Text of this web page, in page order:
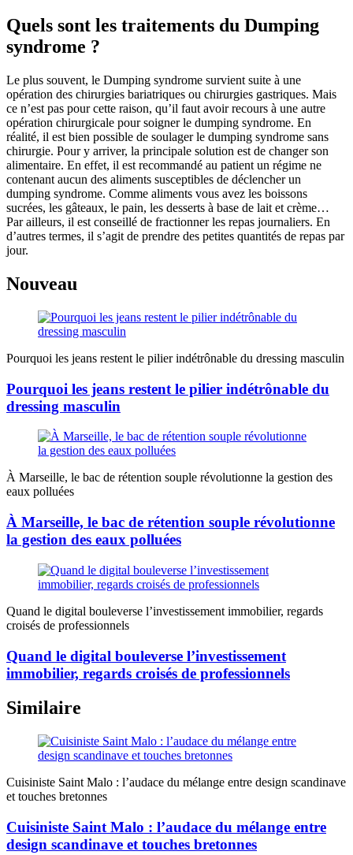
Quels sont les traitements du Dumping
syndrome ?
Le plus souvent, le Dumping syndrome survient suite à une
opération des chirurgies bariatriques ou chirurgies gastriques. Mais
ce n’est pas pour cette raison, qu’il faut avoir recours à une autre
opération chirurgicale pour soigner le dumping syndrome. En
réalité, il est bien possible de soulager le dumping syndrome sans
chirurgie. Pour y arriver, la principale solution est de changer son
alimentaire. En effet, il est recommandé au patient un régime ne
contenant aucun des aliments susceptibles de déclencher un
dumping syndrome. Comme aliments vous avez les boissons
sucrées, les gâteaux, le pain, les desserts à base de lait et crème…
Par ailleurs, il est conseillé de fractionner les repas journaliers. En
d’autres termes, il s’agit de prendre des petites quantités de repas par
jour.
Nouveau
Pourquoi les jeans restent le pilier indétrônable du dressing masculin
Pourquoi les jeans restent le pilier indétrônable du
dressing masculin
À Marseille, le bac de rétention souple révolutionne la gestion des
eaux polluées
À Marseille, le bac de rétention souple révolutionne
la gestion des eaux polluées
Quand le digital bouleverse l’investissement immobilier, regards
croisés de professionnels
Quand le digital bouleverse l’investissement
immobilier, regards croisés de professionnels
Similaire
Cuisiniste Saint Malo : l’audace du mélange entre design scandinave
et touches bretonnes
Cuisiniste Saint Malo : l’audace du mélange entre
design scandinave et touches bretonnes